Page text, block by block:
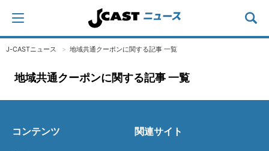
J-CASTニュース 地域共通クーポンに関する記事 一覧
地域共通クーポンに関する記事 一覧
コンテンツ 関連サイト